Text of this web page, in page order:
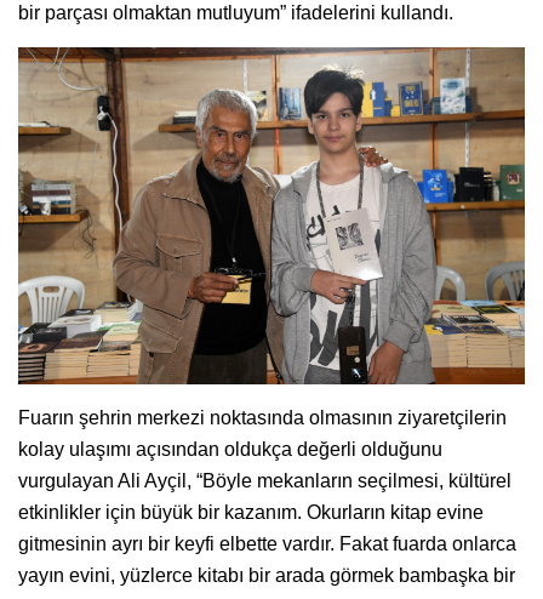
bir parçası olmaktan mutluyum” ifadelerini kullandı.
Fuarın şehrin merkezi noktasında olmasının ziyaretçilerin
kolay ulaşımı açısından oldukça değerli olduğunu
vurgulayan Ali Ayçil, “Böyle mekanların seçilmesi, kültürel
etkinlikler için büyük bir kazanım. Okurların kitap evine
gitmesinin ayrı bir keyfi elbette vardır. Fakat fuarda onlarca
yayın evini, yüzlerce kitabı bir arada görmek bambaşka bir